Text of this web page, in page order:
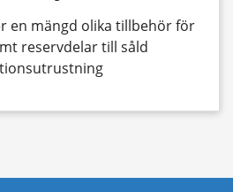
en mängd olika tillbehör för
reservdelar till såld